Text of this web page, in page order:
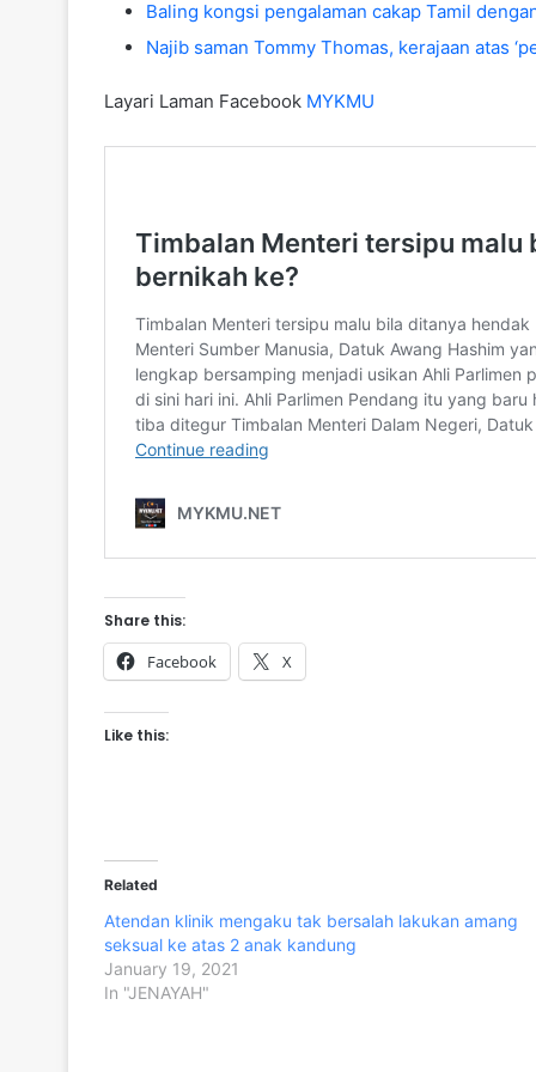
Baling kongsi pengalaman cakap Tamil
Najib saman Tommy Thomas, kerajaan atas
Layari Laman Facebook MYKMU
Share this:
Facebook X
Like this:
Related
Atendan klinik mengaku tak bersalah lakukan amang
seksual ke atas 2 anak kandung
January 19, 2021
In "JENAYAH"